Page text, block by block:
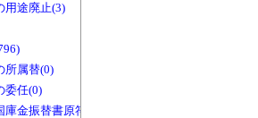
用途廃止(3)
所属替(0)
委任(0)
金振替書原符(1)